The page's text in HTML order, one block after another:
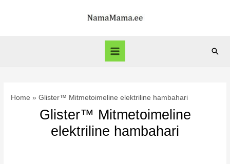
Main
Home Glister™ Mitmetoimeline elektriline hambahari
Glister™ Mitmetoimeline
elektriline hambahari